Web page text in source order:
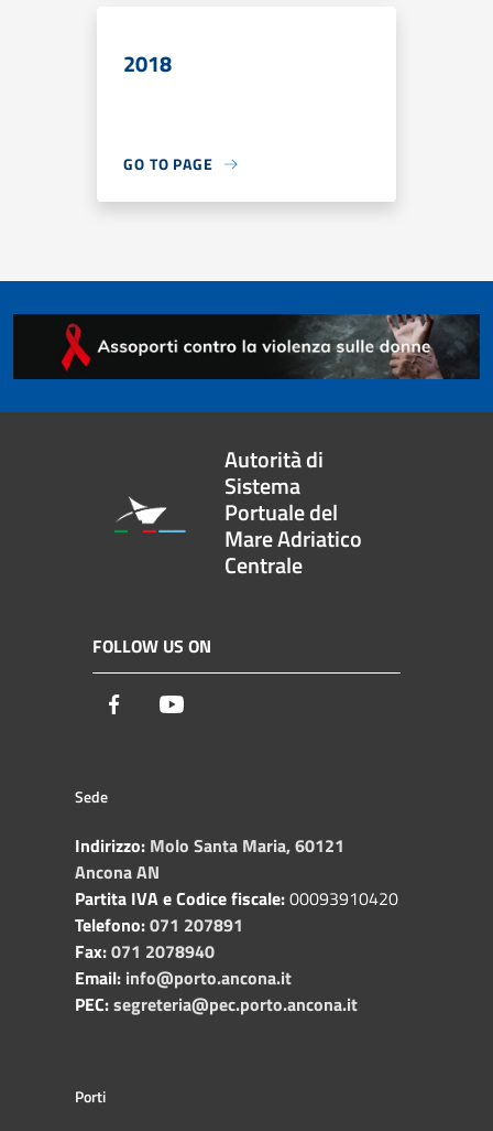
2018
GO TO PAGE
Autorità di
Sistema
Portuale del
Mare Adriatico
Centrale
FOLLOW US ON
Facebook
Sede
Indirizzo: Molo Santa Maria, 60121
Ancona AN
Partita IVA e Codice fiscale:00093910420
Telefono:071 207891
Fax:071 2078940
Email: info@porto.ancona.it
PEC:segreteria@pec.porto.ancona.it
Porti